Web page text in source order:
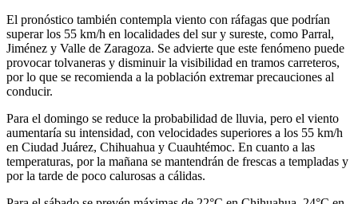
El pronóstico también contempla viento con ráfagas que podrían
superar los 55 km/h en localidades del sur y sureste, como Parral,
Jiménez y Valle de Zaragoza. Se advierte que este fenómeno puede
provocar tolvaneras y disminuir la visibilidad en tramos carreteros,
por lo que se recomienda a la población extremar precauciones al
conducir.
Para el domingo se reduce la probabilidad de lluvia, pero el viento
aumentaría su intensidad, con velocidades superiores a los 55 km/h
en Ciudad Juárez, Chihuahua y Cuauhtémoc. En cuanto a las
temperaturas, por la mañana se mantendrán de frescas a templadas y
por la tarde de poco calurosas a cálidas.